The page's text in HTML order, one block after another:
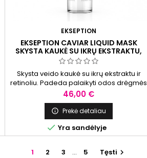
EKSEPTION
EKSEPTION CAVIAR LIQUID MASK
SKYSTA KAUKĖ SU IKRŲ EKSTRAKTU,
RETINOLIU IR HIALURONU, 250 ML
Skysta veido kaukė su ikrų ekstraktu ir
retinoliu. Padeda palaikyti odos drėgmės
balansą, maitina ir suteikia švelnumo
pojūtį. Tinka visiems odos tipams.
Kaina
46,00 €
 Prekė detaliau
 Yra sandėlyje
1 2 3 … 5 Tęsti 